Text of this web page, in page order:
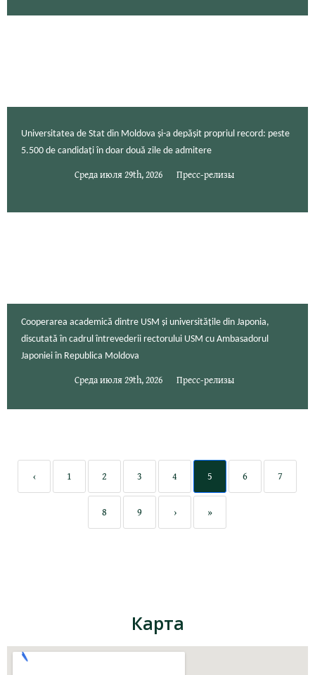
Universitatea de Stat din Moldova și-a depășit propriul record: peste
5.500 de candidați în doar două zile de admitere
Среда июля 29th, 2026 Пресс-релизы
Cooperarea academică dintre USM și universitățile din Japonia,
discutată în cadrul întrevederii rectorului USM cu Ambasadorul
Japoniei în Republica Moldova
Среда июля 29th, 2026 Пресс-релизы
‹ 1 2 3 4 5 6 7
8 9 › »
Карта